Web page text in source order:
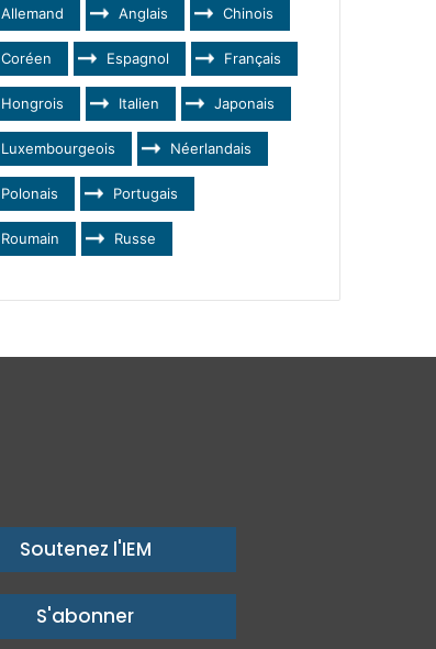
Allemand Anglais Chinois
Coréen Espagnol Français
Hongrois Italien Japonais
Luxembourgeois Néerlandais
Polonais Portugais
Roumain Russe
Soutenez l'IEM
S'abonner